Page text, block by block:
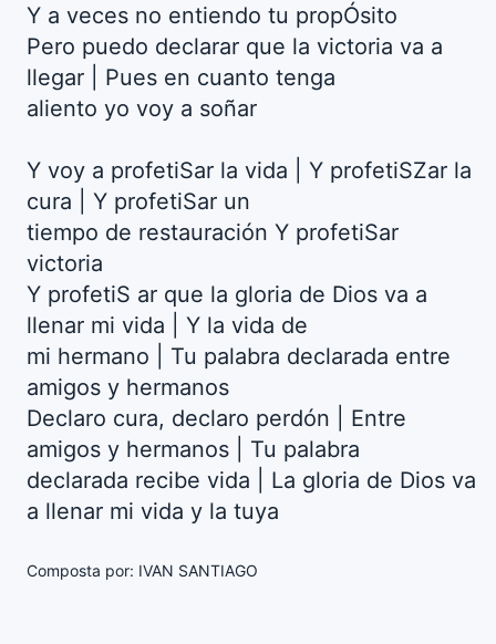
Y a veces no entiendo tu propÓsito
Pero puedo declarar que la victoria va a
llegar | Pues en cuanto tenga
aliento yo voy a soñar
Y voy a profetiSar la vida | Y profetiSZar la
cura | Y profetiSar un
tiempo de restauración Y profetiSar
victoria
Y profetiS ar que la gloria de Dios va a
llenar mi vida | Y la vida de
mi hermano | Tu palabra declarada entre
amigos y hermanos
Declaro cura, declaro perdón | Entre
amigos y hermanos | Tu palabra
declarada recibe vida | La gloria de Dios va
a llenar mi vida y la tuya
Composta por: IVAN SANTIAGO